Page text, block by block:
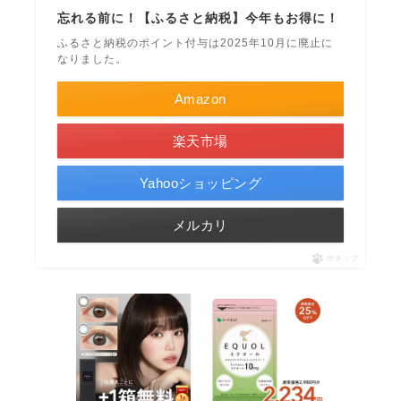
忘れる前に！【ふるさと納税】今年もお得に！
ふるさと納税のポイント付与は2025年10月に廃止に
なりました。
Amazon
楽天市場
Yahooショッピング
メルカリ
ポチップ